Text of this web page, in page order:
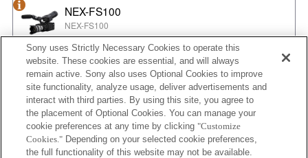
NEX-FS100
NEX-FS100
NEX-EA50
NEX-EA50
MPC-2610
BURANO
Sony uses Strictly Necessary Cookies to operate this
website. These cookies are essential, and will always
remain active. Sony also uses Optional Cookies to improve
site functionality, analyze usage, deliver advertisements and
interact with third parties. By using this site, you agree to
the placement of Optional Cookies. You can manage your
cookie preferences at any time by clicking "Customize
Cookies." Depending on your selected cookie preferences,
the full functionality of this website may not be available.